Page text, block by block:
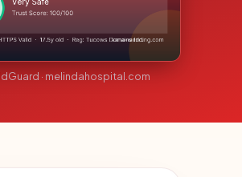
· melindahospital.com